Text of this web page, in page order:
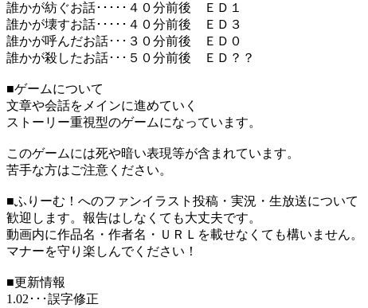
誰かが紡ぐお話･････４０分前後 ＥＤ１
誰かが壊すお話･････４０分前後 ＥＤ３
誰かが呼んだお話･･･３０分前後 ＥＤ０
誰かが殺したお話･･･５０分前後 ＥＤ？？
■ゲームについて
文章や会話をメインに進めていく
ストーリー重視型のゲームになっています。
このゲームには死や暗い表現等が含まれています。
苦手な方はご注意ください。
■ふりーむ！へのファンイラスト投稿・実況・生放送について
歓迎します。報告はしなくても大丈夫です。
動画内に作品名・作者名・ＵＲＬを載せなくても構いません。
マナーを守り楽しんでください！
■更新情報
1.02･･･誤字修正